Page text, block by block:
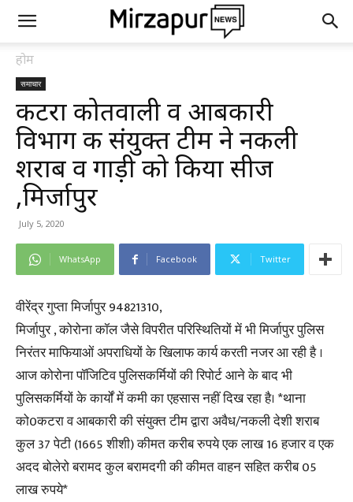
होम
समाचार
कटरा कोतवाली व आबकारी
विभाग की संयुक्त टीम ने नकली
शराब व गाड़ी को किया सीज
,मिर्जापुर
July 5, 2020
WhatsApp Facebook Twitter
वीरेंद्र गुप्ता मिर्जापुर 94821310,
मिर्जापुर , कोरोना कॉल जैसे विपरीत परिस्थितियों में भी मिर्जापुर पुलिस
निरंतर माफियाओं अपराधियों के खिलाफ कार्य करती नजर आ रही है ।
आज कोरोना पॉजिटिव पुलिसकर्मियों की रिपोर्ट आने के बाद भी
पुलिसकर्मियों के कार्यों में कमी का एहसास नहीं दिख रहा है। *थाना
को0कटरा व आबकारी की संयुक्त टीम द्वारा अवैध/नकली देशी शराब
कुल 37 पेटी (1665 शीशी) कीमत करीब रुपये एक लाख 16 हजार व एक
अदद बोलेरो बरामद कुल बरामदगी की कीमत वाहन सहित करीब 05
लाख रुपये*